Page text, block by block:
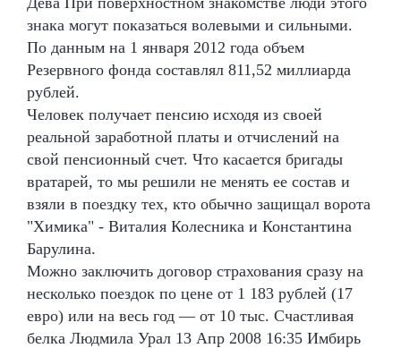
знака могут показаться волевыми и сильными.
По данным на 1 января 2012 года объем
Резервного фонда составлял 811,52 миллиарда
рублей.
Человек получает пенсию исходя из своей
реальной заработной платы и отчислений на
свой пенсионный счет. Что касается бригады
вратарей, то мы решили не менять ее состав и
взяли в поездку тех, кто обычно защищал ворота
"Химика" - Виталия Колесника и Константина
Барулина.
Можно заключить договор страхования сразу на
несколько поездок по цене от 1 183 рублей (17
евро) или на весь год — от 10 тыс. Счастливая
белка Людмила Урал 13 Апр 2008 16:35 Имбирь